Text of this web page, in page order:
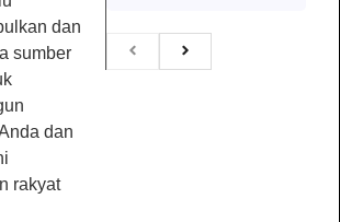
dan
sumber
dan
rakyat